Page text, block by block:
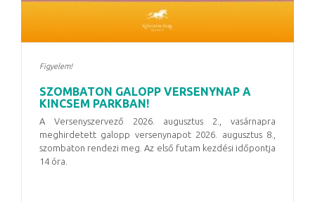
Figyelem!
SZOMBATON GALOPP VERSENYNAP A
KINCSEM PARKBAN!
A Versenyszervező 2026. augusztus 2., vasárnapra
meghirdetett galopp versenynapot 2026. augusztus 8.,
szombaton rendezi meg. Az első futam kezdési időpontja
14 óra